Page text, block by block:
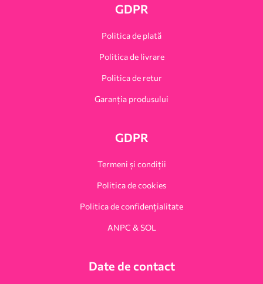
GDPR
Politica de plată
Politica de livrare
Politica de retur
Garanția produsului
GDPR
Termeni și condiții
Politica de cookies
Politica de confidențialitate
ANPC & SOL
Date de contact